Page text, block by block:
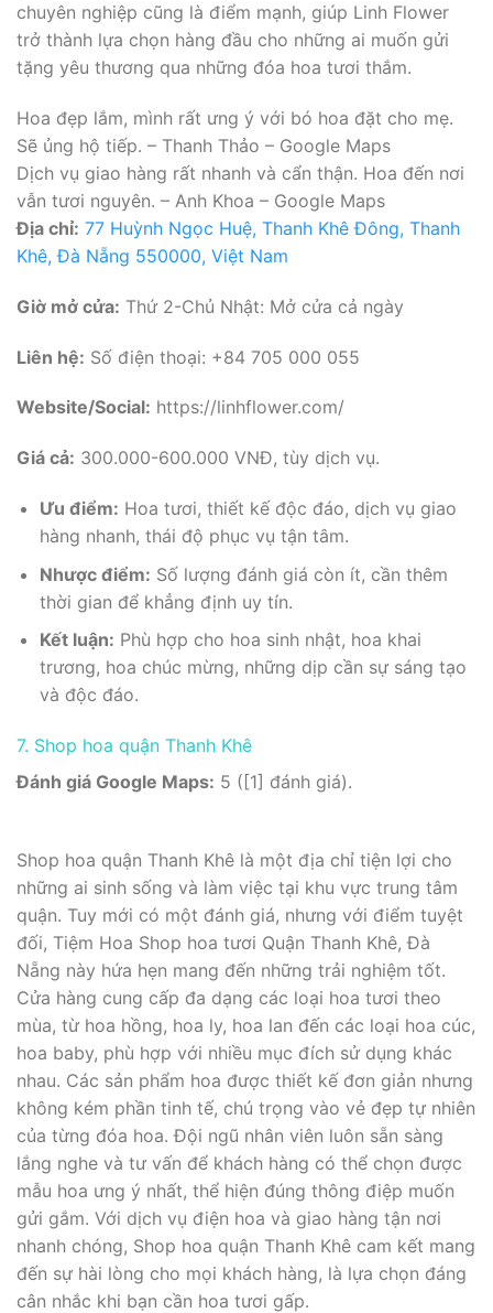
chuyên nghiệp cũng là điểm mạnh, giúp Linh Flower
trở thành lựa chọn hàng đầu cho những ai muốn gửi
tặng yêu thương qua những đóa hoa tươi thắm.
Hoa đẹp lắm, mình rất ưng ý với bó hoa đặt cho mẹ.
Sẽ ủng hộ tiếp. – Thanh Thảo – Google Maps
Dịch vụ giao hàng rất nhanh và cẩn thận. Hoa đến nơi
vẫn tươi nguyên. – Anh Khoa – Google Maps
Địa chỉ: 77 Huỳnh Ngọc Huệ, Thanh Khê Đông, Thanh
Khê, Đà Nẵng 550000, Việt Nam
Giờ mở cửa: Thứ 2-Chủ Nhật: Mở cửa cả ngày
Liên hệ: Số điện thoại: +84 705 000 055
Website/Social: https://linhflower.com/
Giá cả: 300.000-600.000 VNĐ, tùy dịch vụ.
Ưu điểm: Hoa tươi, thiết kế độc đáo, dịch vụ giao
hàng nhanh, thái độ phục vụ tận tâm.
Nhược điểm: Số lượng đánh giá còn ít, cần thêm
thời gian để khẳng định uy tín.
Kết luận: Phù hợp cho hoa sinh nhật, hoa khai
trương, hoa chúc mừng, những dịp cần sự sáng tạo
và độc đáo.
7. Shop hoa quận Thanh Khê
Đánh giá Google Maps: 5 ([1] đánh giá).
Shop hoa quận Thanh Khê là một địa chỉ tiện lợi cho
những ai sinh sống và làm việc tại khu vực trung tâm
quận. Tuy mới có một đánh giá, nhưng với điểm tuyệt
đối, Tiệm Hoa Shop hoa tươi Quận Thanh Khê, Đà
Nẵng này hứa hẹn mang đến những trải nghiệm tốt.
Cửa hàng cung cấp đa dạng các loại hoa tươi theo
mùa, từ hoa hồng, hoa ly, hoa lan đến các loại hoa cúc,
hoa baby, phù hợp với nhiều mục đích sử dụng khác
nhau. Các sản phẩm hoa được thiết kế đơn giản nhưng
không kém phần tinh tế, chú trọng vào vẻ đẹp tự nhiên
của từng đóa hoa. Đội ngũ nhân viên luôn sẵn sàng
lắng nghe và tư vấn để khách hàng có thể chọn được
mẫu hoa ưng ý nhất, thể hiện đúng thông điệp muốn
gửi gắm. Với dịch vụ điện hoa và giao hàng tận nơi
nhanh chóng, Shop hoa quận Thanh Khê cam kết mang
đến sự hài lòng cho mọi khách hàng, là lựa chọn đáng
cân nhắc khi bạn cần hoa tươi gấp.